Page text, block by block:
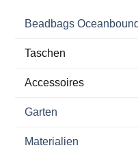
Beadbags
Taschen
Accessoires
Garten
Materialien